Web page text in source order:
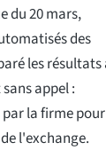
du 20 mars,
des
les résultats
appel :
par la firme pour
l'exchange.